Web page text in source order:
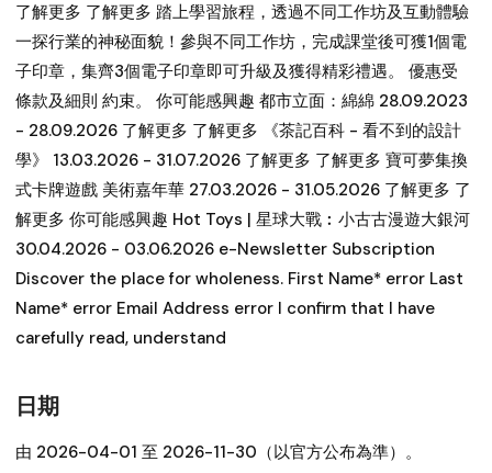
了解更多 了解更多 踏上學習旅程，透過不同工作坊及互動體驗
一探行業的神秘面貌！參與不同工作坊，完成課堂後可獲1個電
子印章，集齊3個電子印章即可升級及獲得精彩禮遇。 優惠受
條款及細則 約束。 你可能感興趣 都市立面：綿綿 28.09.2023
- 28.09.2026 了解更多 了解更多 《茶記百科 - 看不到的設計
學》 13.03.2026 - 31.07.2026 了解更多 了解更多 寶可夢集換
式卡牌遊戲 美術嘉年華 27.03.2026 - 31.05.2026 了解更多 了
解更多 你可能感興趣 Hot Toys | 星球大戰︰小古古漫遊大銀河
30.04.2026 - 03.06.2026 e-Newsletter Subscription
Discover the place for wholeness. First Name* error Last
Name* error Email Address error I confirm that I have
carefully read, understand
日期
由 2026-04-01 至 2026-11-30（以官方公布為準）。